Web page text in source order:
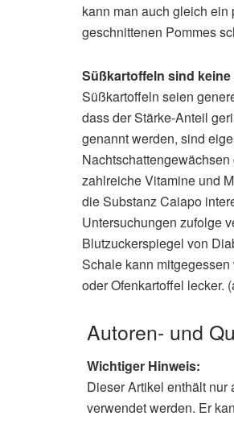
kann man auch gleich ein
geschnittenen Pommes
Süßkartoffeln sind
Süßkartoffeln seien
dass der Stärke-Anteil
genannt werden, sind
zahlreiche Vitamine und
die Substanz Caiapo
Untersuchungen zufolge
Blutzuckerspiegel von
Schale kann
oder Ofenkartoffel lecker.
Autoren- und
Wichtiger Hinweis:
Dieser Artikel enthält
verwendet werden. Er